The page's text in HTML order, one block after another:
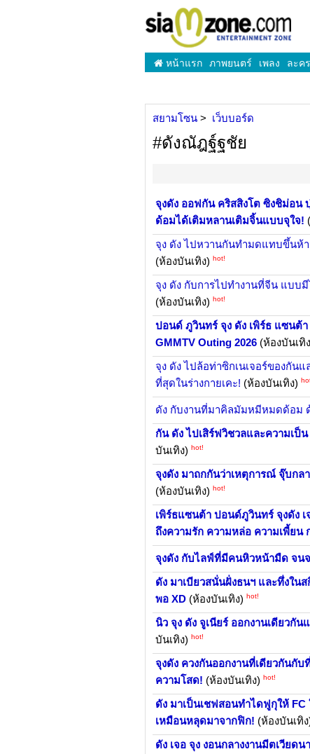
หน้าแรก ภาพยนตร์ เพลง ละคร
สยามโซน เว็บบอร์ด
#ดังณัฎฐ์ฐชัย
จุงดัง ออฟกัน คริสสิงโต ซิงชิม่อน
ด้อมได้เติมหลานเติมจิ้นแบบจุใจ!
จุง ดัง ไปหวานกันทำมดแทบขึ้นห้
(ห้องบันเทิง) hot!
จุง ดัง กับการไปทำงานที่จีน แบบ
(ห้องบันเทิง) hot!
ปอนด์ ภูวินทร์ จุง ดัง เพิร์ธ แซนต้
GMMTV Outing 2026 (ห้องบันเทิ
จุง ดัง ไปล้อท่าซิกเนเจอร์ของกัน
ที่สุดในร่างกายเคะ! (ห้องบันเทิง)
ดัง กับงานที่มาคิลมัมหมีหมดด้อม
กัน ดัง ไปเสิร์ฟวิชวลและความเป็
บันเทิง) hot!
จุงดัง มาถกกันว่าเหตุการณ์ จุ๊บก
(ห้องบันเทิง) hot!
เพิร์ธแซนต้า ปอนด์ภูวินทร์ จุงดัง
ถึงความรัก ความหล่อ ความเพี้ยน
จุงดัง กับไลฟ์ที่มีคนหิวหน้ามืด จน
ดัง มาเบียวสนั่นฝั่งธนฯ และทึ่งใน
พอ XD (ห้องบันเทิง) hot!
นิว จุง ดัง จูเนียร์ ออกงานเดียว
บันเทิง) hot!
จุงดัง ควงกันออกงานที่เดียวกันกั
ความโสด! (ห้องบันเทิง) hot!
ดัง มาเป็นเชฟสอนทำไดฟูกุให้
เหมือนหลุดมาจากฟิก! (ห้องบันเทิง
ดัง เจอ จุง งอนกลางงานมีตเวีย